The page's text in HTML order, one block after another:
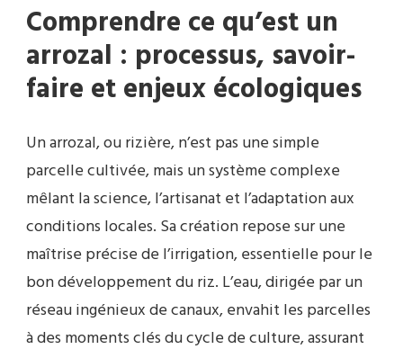
Comprendre ce qu’est un
arrozal : processus, savoir-
faire et enjeux écologiques
Un arrozal, ou rizière, n’est pas une simple
parcelle cultivée, mais un système complexe
mêlant la science, l’artisanat et l’adaptation aux
conditions locales. Sa création repose sur une
maîtrise précise de l’irrigation, essentielle pour le
bon développement du riz. L’eau, dirigée par un
réseau ingénieux de canaux, envahit les parcelles
à des moments clés du cycle de culture, assurant